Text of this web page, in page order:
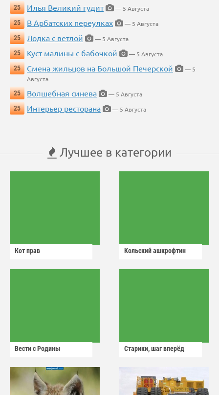
25
Илья Великий гудит
— 5 Августа
25
В Арбатских переулках
— 5 Августа
25
Лодка с ветлой
— 5 Августа
25
Куст малины с бабочкой
— 5 Августа
25
Смена жильцов на Большой Печерской
— 5
Августа
25
Волшебная синева
— 5 Августа
25
Интерьер ресторана — 5 Августа
Лучшее в категории
Кот прав Кольский ашкрофтин
Вести с Родины Старики, шаг вперёд